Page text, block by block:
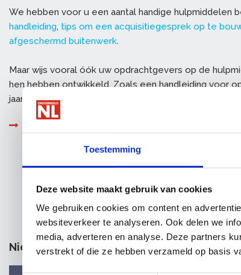
Toestemming
Deze website maakt gebruik van cookies
We gebruiken cookies om content en
websiteverkeer te analyseren. Ook delen we
media, adverteren en analyse. Deze partners
verstrekt of die ze hebben verzameld op basis
We hebben voor u een aantal handige hulpmiddelen
handleiding, tips om een acquisitiegesprek op te
afgeschermd buitenwerk.
Maar wijs vooral óók uw opdrachtgevers op de
hen hebben ontwikkeld. Zoals een handleiding voor
jaarschema en argumenten om boekhoudkundige
Nieuws